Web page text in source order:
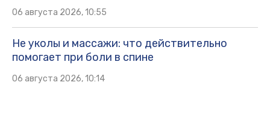
06 августа 2026, 10:55
Не уколы и массажи: что действительно
помогает при боли в спине
06 августа 2026, 10:14